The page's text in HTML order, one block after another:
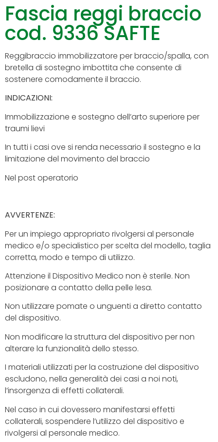
Fascia reggi braccio
cod. 9336 SAFTE
Reggibraccio immobilizzatore per braccio/spalla, con
bretella di sostegno imbottita che consente di
sostenere comodamente il braccio.
INDICAZIONI:
Immobilizzazione e sostegno dell’arto superiore per
traumi lievi
In tutti i casi ove si renda necessario il sostegno e la
limitazione del movimento del braccio
Nel post operatorio
AVVERTENZE:
Per un impiego appropriato rivolgersi al personale
medico e/o specialistico per scelta del modello, taglia
corretta, modo e tempo di utilizzo.
Attenzione il Dispositivo Medico non è sterile. Non
posizionare a contatto della pelle lesa.
Non utilizzare pomate o unguenti a diretto contatto
del dispositivo.
Non modificare la struttura del dispositivo per non
alterare la funzionalità dello stesso.
I materiali utilizzati per la costruzione del dispositivo
escludono, nella generalità dei casi a noi noti,
l’insorgenza di effetti collaterali.
Nel caso in cui dovessero manifestarsi effetti
collaterali, sospendere l’utilizzo del dispositivo e
rivolgersi al personale medico.